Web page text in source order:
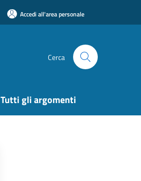
Accedi all'area personale
Cerca
Tutti gli argomenti